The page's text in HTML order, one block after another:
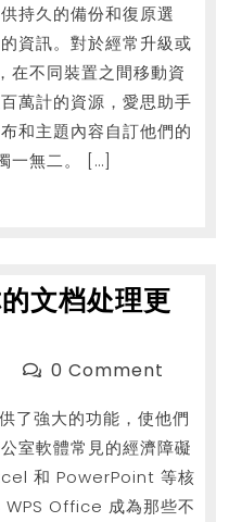
持久的備份和復原選
資訊。對於經常升級或
不同裝置之間移動資
萬計的資源，愛思助手
和主題內容自訂他們的
一無二。 […]
文档处理更
Alex 0 Comment
了強大的功能，使他們
室軟體常見的經濟障礙
和 PowerPoint 等核
WPS Office 成為那些不